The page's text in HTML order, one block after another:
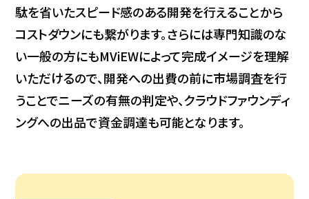
駄を省いたスピード感のある開発を行えることから
コストダウンにも繋がります。さらには専門知識のな
い一般の方にもMViEWによって完成イメージを理解
いただけるので、開発への出費の前に市場調査を行
うことでニーズの有無の判定や、クラウドファウンディ
ングへの出品で資金調達も可能となります。